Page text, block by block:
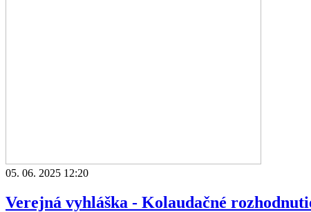
05. 06. 2025 12:20
Verejná vyhláška - Kolaudačné